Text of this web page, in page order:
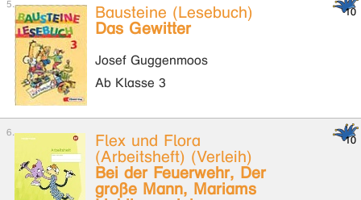
Bausteine (Lesebuch)
Das Gewitter
Josef Guggenmoos
Ab Klasse 3
Flex und Flora
(Arbeitsheft) (Verleih)
Bei der Feuerwehr, Der
große Mann, Mariams